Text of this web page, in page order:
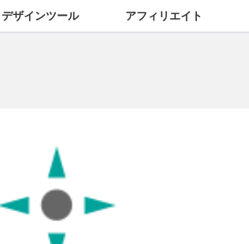
デザインツール アフィリエイト